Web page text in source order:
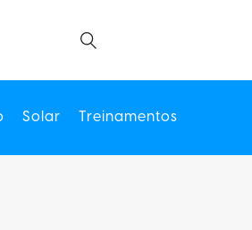
Solar Treinamentos